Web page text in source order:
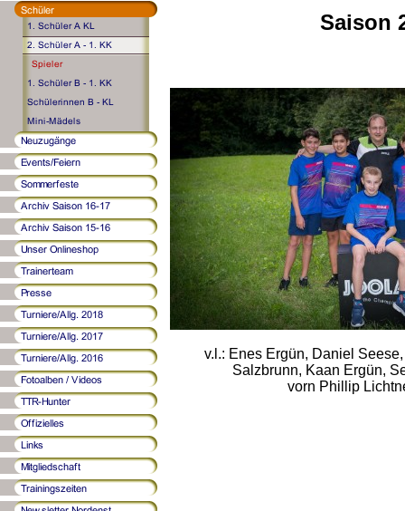
Saison
v.l.: Enes Ergün, Daniel
Salzbrunn, Kaan Ergün,
vorn Phillip